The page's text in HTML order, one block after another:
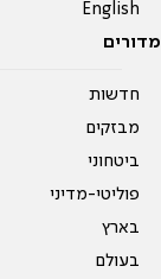
English
מדורים
חדשות
מבזקים
ביטחוני
פוליטי-מדיני
בארץ
בעולם